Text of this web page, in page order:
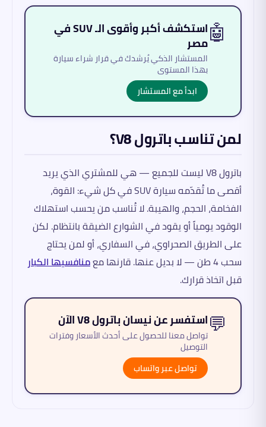
🤖 استكشف أكبر وأقوى الـ SUV في
مصر
المستشار الذكي يُرشدك في قرار شراء سيارة
بهذا المستوى
ابدأ مع المستشار
لمن تناسب باترول V8؟
باترول V8 ليست للجميع — هي للمشتري الذي يريد
أقصى ما تُقدّمه سيارة SUV في كل شيء: القوة،
الفخامة، الحجم، والهيبة. لا تُناسب من يحسب استهلاك
الوقود يومياً أو يقود في الشوارع الضيقة بانتظام. لكن
على الطريق الصحراوي، في السفاري، أو لمن يحتاج
سحب 4 طن — لا بديل عنها. قارنها مع
منافسيها الكبار
قبل اتخاذ قرارك.
💬استفسر عن نيسان باترول V8 الآن
تواصل معنا للحصول على أحدث الأسعار وفترات
التوصيل
تواصل عبر واتساب